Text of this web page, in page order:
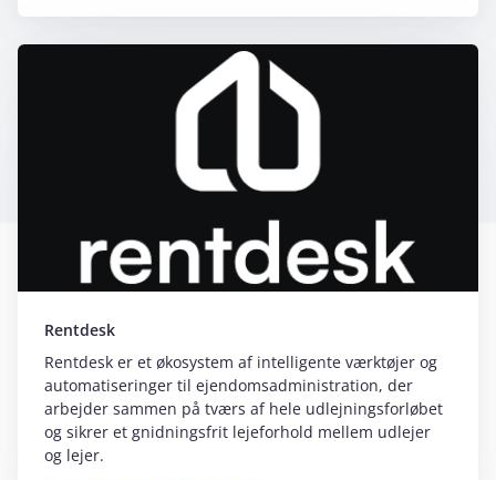
Rentdesk
Rentdesk er et økosystem af intelligente værktøjer og
automatiseringer til ejendomsadministration, der
arbejder sammen på tværs af hele udlejningsforløbet
og sikrer et gnidningsfrit lejeforhold mellem udlejer
og lejer.